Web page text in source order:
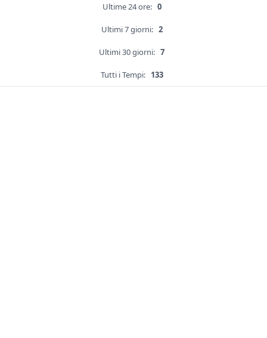
Ultime 24 ore: 0
Ultimi 7 giorni: 2
Ultimi 30 giorni: 7
Tutti i Tempi: 133